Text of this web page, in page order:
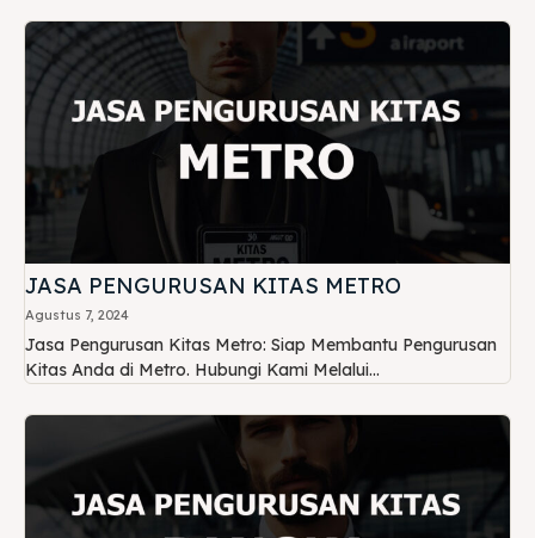
JASA PENGURUSAN KITAS METRO
Agustus 7, 2024
Jasa Pengurusan Kitas Metro: Siap Membantu Pengurusan
Kitas Anda di Metro. Hubungi Kami Melalui...